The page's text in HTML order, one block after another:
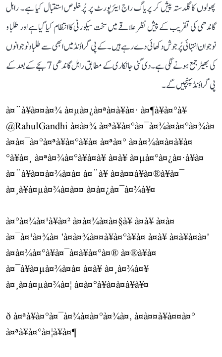
پھولوں کا گلدستہ پیش کر پریاگ راج ایئرپورٹ پر پُرخلوص استقبال کیا ہے۔ راہل
گاندھی کی تقریب کے پیش نظر علاقے میں سخت سیکورٹی کا انتظام کیا گیا ہے اور طلبا و
نوجوان انتہائی پُرجوش دکھائی دے رہے ہیں۔ کے پی گراؤنڈ میں ابھی سے طلبا و نوجوانوں
کی بھیڑ جمع ہونے لگی ہے۔ دی گئی جانکاری کے مطابق راہل گاندھی 7 بجے کے بعد کے
پی گراؤنڈ پہنچیں گے۔
à¤¨à¥à¤¤à¤¾ à¤µà¤¿à¤ªà¤à¥à¤· à¤¶à¥à¤°à¥
@RahulGandhi à¤à¤¾ à¤ªà¥à¤°à¤¯à¤¾à¤à¤°à¤¾à¤
à¤à¤¯à¤°à¤ªà¥à¤°à¥à¤ à¤ªà¤° à¤à¤¾à¤à¤à¥à¤
°à¥à¤¸ à¤ªà¤¾à¤°à¥à¤à¥ à¤à¥ à¤µà¤°à¤¿à¤·à¥à¤
à¤¨à¥à¤¤à¤¾à¤à¤ à¤¨à¥ à¤à¤¤à¥à¤®à¥à¤¯
à¤¸à¥à¤µà¤¾à¤à¤¤ à¤à¤¿à¤¯à¤¾à¥¤
à¤°à¤¾à¤¹à¥à¤² à¤à¤¾à¤à¤§à¥ à¤à¥ à¤à¤
à¤¯à¤¹à¤¾à¤ 'à¤à¤¾à¤¤à¥à¤°à¥à¤ à¤à¥ à¤à¥à¤à¤'
à¤à¤¾à¤°à¥à¤¯à¤à¥à¤°à¤® à¤®à¥à¤
à¤¯à¥à¤µà¤¾à¤à¤ à¤à¥ à¤¸à¤¾à¤¥
à¤¸à¤à¤µà¤¾à¤¦ à¤à¤°à¥à¤à¤à¥à¥¤
ð à¤ªà¥à¤°à¤¯à¤¾à¤à¤°à¤¾à¤, à¤à¤¤à¥à¤¤à¤°
à¤ªà¥à¤°à¤¦à¥à¤¶